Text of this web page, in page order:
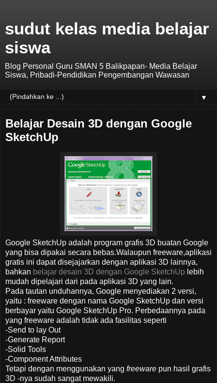
sudut kelas media belajar
siswa
Blog Personal Guru SMAN 5 Balikpapan- Media Belajar
Siswa, Pribadi-Pendidikan Pengembangan Wawasan
▼
Belajar Desain 3D dengan Google
SketchUp
Google SketchUp adalah program grafis 3D buatan Google
yang bisa dipakai secara bebas.Walaupun freeware,aplikasi
gratis ini dapat disejajarkan dengan aplikasi 3D lainnya,
bahkan belajar desain 3D dengan Google SketchUp lebih
mudah dipelajari dari pada aplikasi 3D yang lain.
Pada tautan unduhannya, Google menyediakan 2 versi,
yaitu : freeware dengan nama Google SketchUp dan versi
berbayar yaitu Google SketchUp Pro. Perbedaannya pada
yang freeware adalah tidak ada fasilitas seperti
-Send to lay Out
-Generate Report
-Solid Tools
-Component Attributes
Tetapi dengan menggunakan yang freeware pun hasil grafis
3D -nya sudah sangat mewakili.